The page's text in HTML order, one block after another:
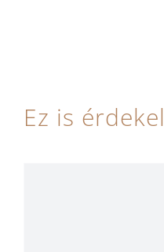
Ez is